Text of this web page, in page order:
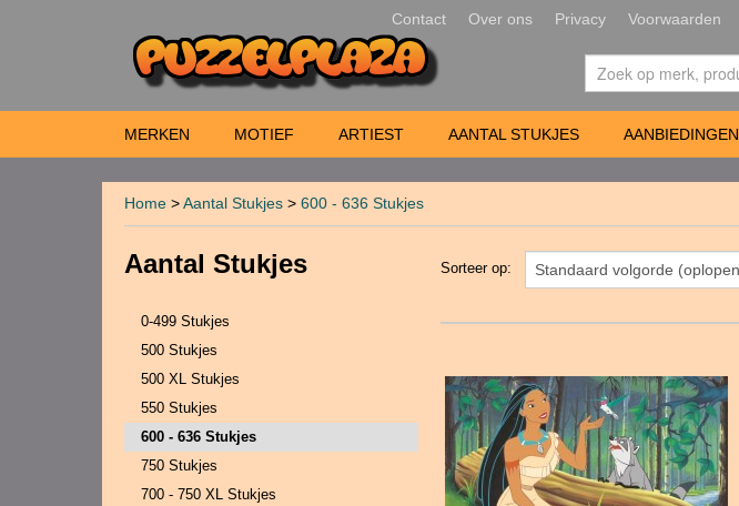
Contact Over ons Privacy Voorwaarden
MERKEN MOTIEF ARTIEST AANTAL STUKJES AANBIEDINGEN
Home >Aantal Stukjes > 600 - 636 Stukjes
Aantal Stukjes
0-499 Stukjes
500 Stukjes
500 XL Stukjes
550 Stukjes
600 - 636 Stukjes
750 Stukjes
700 - 750 XL Stukjes
Sorteer op: